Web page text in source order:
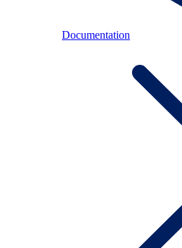
Documentation